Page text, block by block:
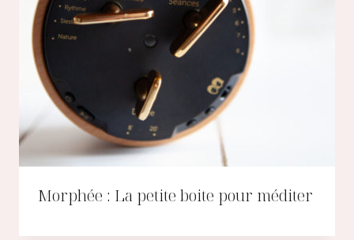
Morphée : La petite boite pour méditer